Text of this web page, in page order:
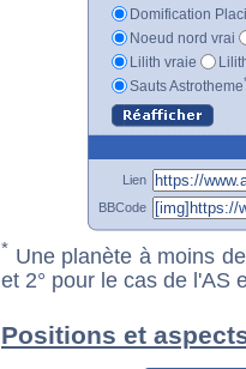
Domification
Noeud nord vrai
Lilith vraie
Sauts Astrotheme
Lien
BBCode
* Une planète à moins
et 2° pour le cas de l'AS
Positions et